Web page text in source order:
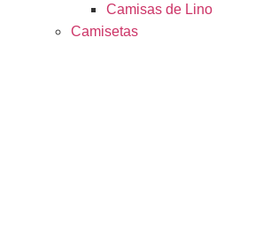
Camisas de Lino
Camisetas